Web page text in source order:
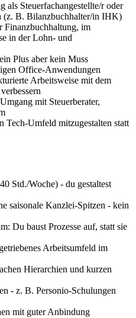
als Steuerfachangestellte/r oder
(z. B. Bilanzbuchhalter/in IHK)
Finanzbuchhaltung, im
in der Lohn- und
Plus aber kein Muss
Office-Anwendungen
Arbeitsweise mit dem
mit Steuerberater,
Tech-Umfeld mitzugestalten statt
Std./Woche) - du gestaltest
saisonale Kanzlei-Spitzen - kein
Du baust Prozesse auf, statt sie
Arbeitsumfeld im
Hierarchien und kurzen
- z. B. Personio-Schulungen
mit guter Anbindung